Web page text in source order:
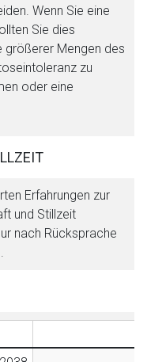
Wenn Sie eine
Sie dies
größerer Mengen des
zu
oder eine
Erfahrungen zur
und Stillzeit
nach Rücksprache